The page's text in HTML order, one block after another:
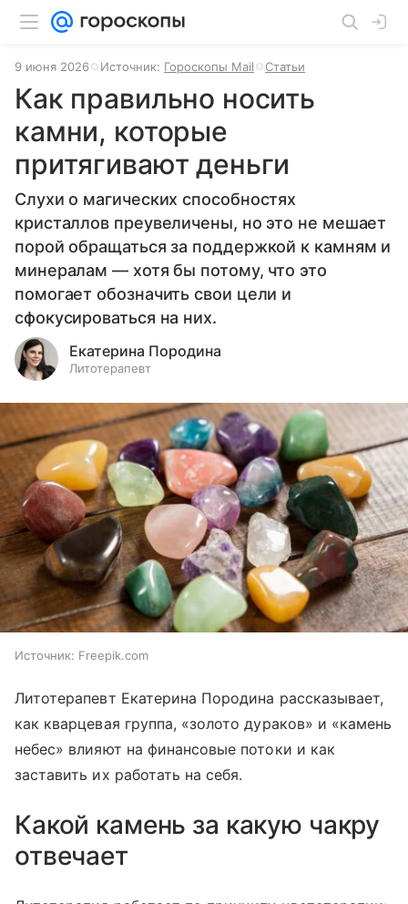
9 июня 2026 Источник: Гороскопы Mail Статьи
Как правильно носить
камни, которые
притягивают деньги
Слухи о магических способностях
кристаллов преувеличены, но это не мешает
порой обращаться за поддержкой к камням и
минералам — хотя бы потому, что это
помогает обозначить свои цели и
сфокусироваться на них.
Екатерина Породина
Литотерапевт
Источник: Freepik.com
Литотерапевт Екатерина Породина рассказывает,
как кварцевая группа, «золото дураков» и «камень
небес» влияют на финансовые потоки и как
заставить их работать на себя.
Какой камень за какую чакру
отвечает